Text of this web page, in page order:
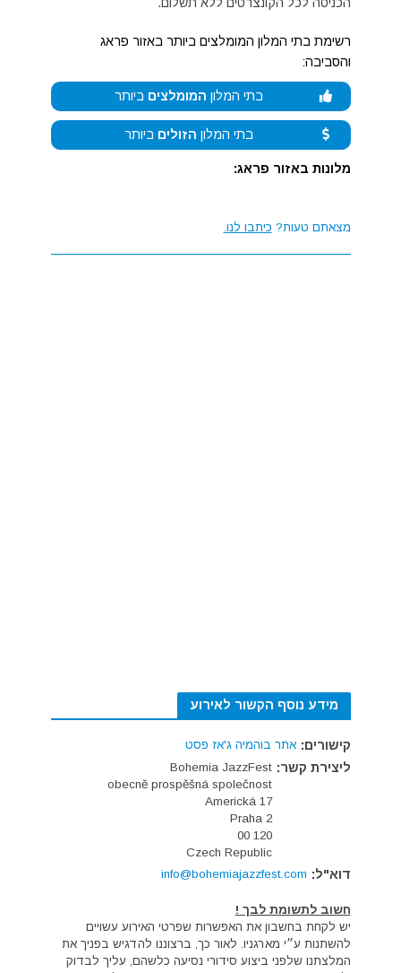
הכניסה לכל הקונצרטים ללא תשלום.
רשימת בתי המלון המומלצים ביותר באזור פראג
והסביבה:
בתי המלון המומלצים ביותר
בתי המלון הזולים ביותר
מלונות באזור פראג:
מצאתם טעות? כיתבו לנו.
מידע נוסף הקשור לאירוע
קישורים: אתר בוהמיה ג'אז פסט
ליצירת קשר: Bohemia JazzFest
obecně prospěšná společnost
Americká 17
Praha 2
120 00
Czech Republic
דוא"ל: info@bohemiajazzfest.com
חשוב לתשומת לבך !
יש לקחת בחשבון את האפשרות שפרטי האירוע עשויים
להשתנות ע״י מארגניו. לאור כך, ברצוננו להדגיש בפניך את
המלצתנו שלפני ביצוע סידורי נסיעה כלשהם, עליך לבדוק